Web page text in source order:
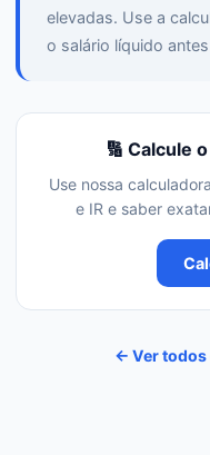
elevadas. Use a
o salário líquido
🔢 Calcule
Use nossa
e IR e saber
← Ver